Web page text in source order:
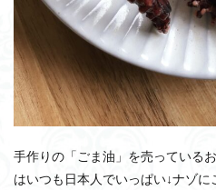
手作りの「ごま油」を売っている
はいつも日本人でいっぱい↓ナゾに